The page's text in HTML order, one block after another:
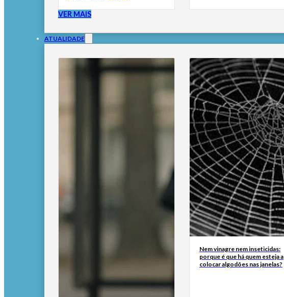
VER MAIS
ATUALIDADE
Nem vinagre nem inseticidas:
porque é que há quem esteja a
colocar algodões nas janelas?